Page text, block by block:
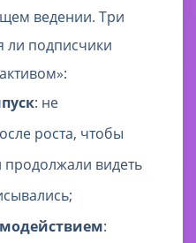
ведении. Три
ли подписчики
: не
роста, чтобы
видеть
: